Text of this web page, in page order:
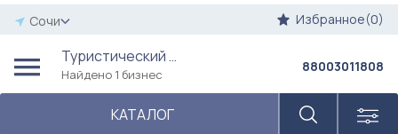
Сочи Избранное(0)
Туристический бизнес
Найдено 1 бизнес
КАТАЛОГ
88003011808